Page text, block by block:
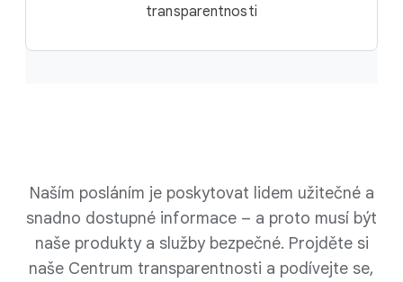
transparentnosti
Naším posláním je poskytovat lidem užitečné a
snadno dostupné informace – a proto musí být
naše produkty a služby bezpečné. Projděte si
naše Centrum transparentnosti a podívejte se,